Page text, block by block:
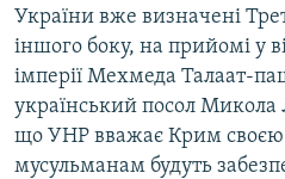
України вже визначені
іншого боку, на прийомі у
імперії Мехмеда Талаат-
український посол
що УНР вважає Крим своєю
мусульманам будуть